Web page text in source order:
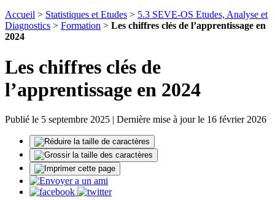
Accueil > Statistiques et Etudes > 5.3 SEVE-OS Etudes, Analyse et
Diagnostics > Formation > Les chiffres clés de l’apprentissage en
2024
Les chiffres clés de
l’apprentissage en 2024
Publié le 5 septembre 2025 | Dernière mise à jour le 16 février 2026